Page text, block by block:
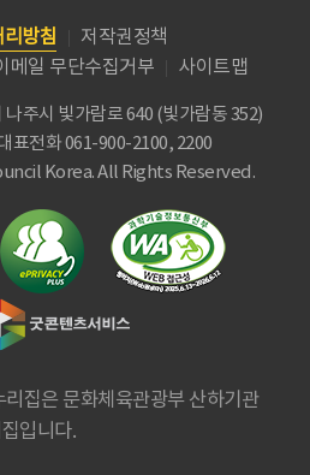
방침
저작권정책
메일 무단수집거부
사이트맵
주시 빛가람로 640 (빛가람동 352)
표전화 061-900-2100, 2200
Korea. All Rights Reserved.
리집은 문화체육관광부 산하기관
입니다.